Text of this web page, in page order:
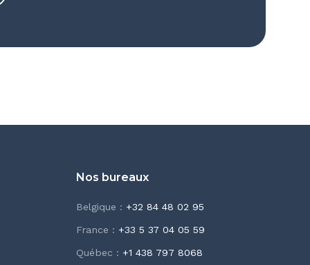
Nos bureaux
Belgique : +32 84 48 02 95
France : +33 5 37 04 05 59
Québec : +1 438 797 8068